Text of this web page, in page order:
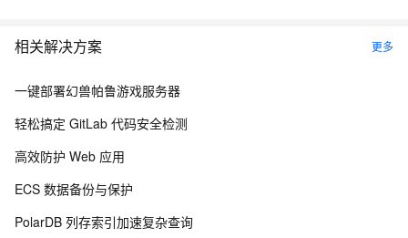
相关解决方案 更多
一键部署幻兽帕鲁游戏服务器
轻松搞定 GitLab 代码安全检测
高效防护 Web 应用
ECS 数据备份与保护
PolarDB 列存索引加速复杂查询